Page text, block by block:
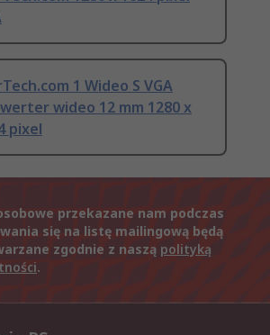
1 Wideo S VGA
wideo 12 mm 1280 x
pixel
przekazane nam podczas
się na listę mailingową będą
zgodnie z naszą polityką
.